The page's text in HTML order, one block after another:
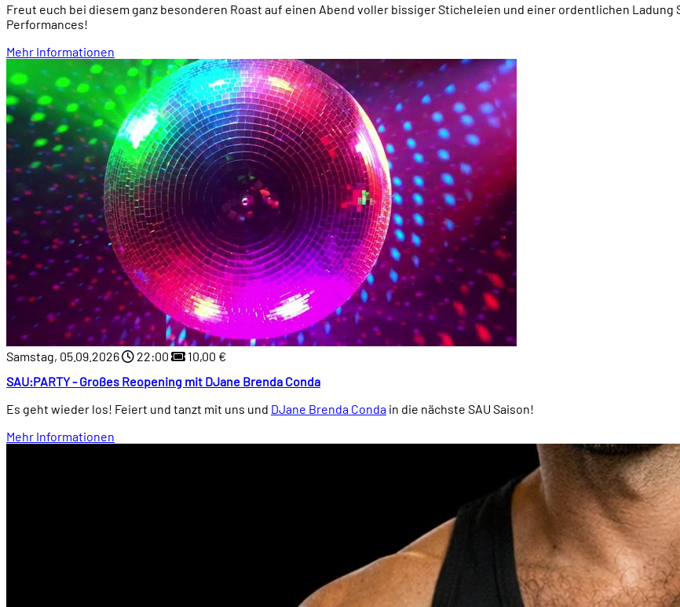
Freut euch bei diesem ganz besonderen Roast auf einen Abend voller bissiger Sticheleien und einer ordentlichen Ladung
Performances!
Mehr Informationen
Samstag, 05.09.2026 22:00
10,00 €
SAU:PARTY - Großes Reopening mit DJane Brenda Conda
Es geht wieder los! Feiert und tanzt mit uns und DJane Brenda Conda in die nächste SAU Saison!
Mehr Informationen